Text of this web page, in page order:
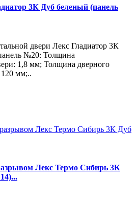
3К Дуб беленый (панель
двери Лекс Гладиатор 3К
№20: Толщина
1,8 мм; Толщина дверного
120 мм;..
Лекс Термо Сибирь 3К